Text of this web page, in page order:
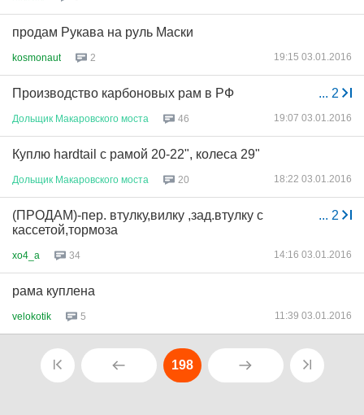
продам Рукава на руль Маски
kosmonaut 2 19:15 03.01.2016
... 2
Производство карбоновых рам в РФ
Дольщик Макаровского моста 46 19:07 03.01.2016
Куплю hardtail с рамой 20-22", колеса 29"
Дольщик Макаровского моста 20 18:22 03.01.2016
... 2
(ПРОДАМ)-пер. втулку,вилку ,зад.втулку с
кассетой,тормоза
xo4_a 34 14:16 03.01.2016
рама куплена
velokotik 5 11:39 03.01.2016
198